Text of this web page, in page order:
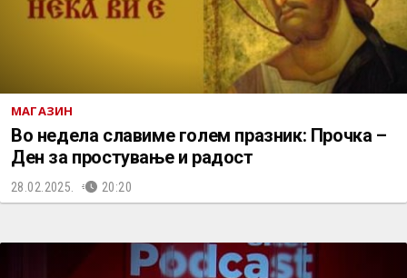
МАГАЗИН
Во недела славиме голем празник: Прочка –
Ден за простување и радост
28.02.2025. 20:20